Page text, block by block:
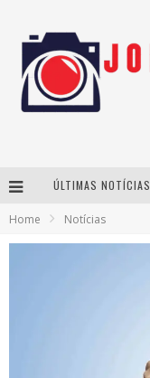
ÚLTIMAS NOTÍCIAS
Home Notícias